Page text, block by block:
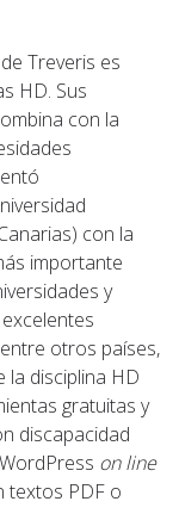
Treveris es
HD. Sus
con la
con la
importante
y
otros países,
disciplina HD
gratuitas y
discapacidad
on line
textos PDF o